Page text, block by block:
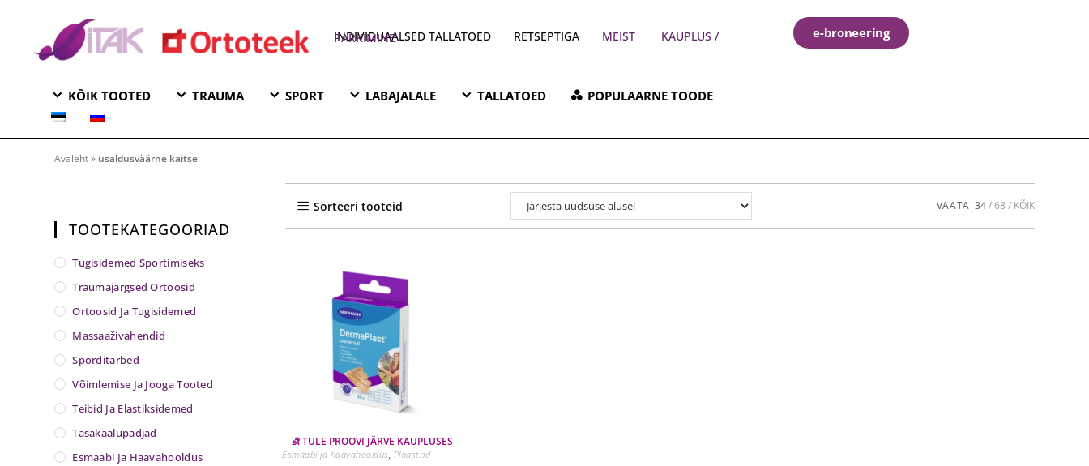
INDIVIDUAALSED TALLATOED RETSEPTIGA MEIST
KAUPLUS / PARKIMINE e-broneering
KÕIK TOOTED TRAUMA SPORT LABAJALALE TALLATOED POPULAARNE TOODE
Avaleht» usaldusväärne kaitse
Sorteeri tooteid VAATA 34 68 KÕIK
⛐ TULE PROOVI JÄRVE KAUPLUSES
Esmaabi ja haavahooldus, Plaastrid
TOOTEKATEGOORIAD
Tugisidemed Sportimiseks
Traumajärgsed Ortoosid
Ortoosid Ja Tugisidemed
Massaaživahendid
Sporditarbed
Võimlemise Ja Jooga Tooted
Teibid Ja Elastiksidemed
Tasakaalupadjad
Esmaabi Ja Haavahooldus